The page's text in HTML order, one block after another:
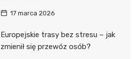
17 marca 2026
Europejskie trasy bez stresu – jak
zmienił się przewóz osób?